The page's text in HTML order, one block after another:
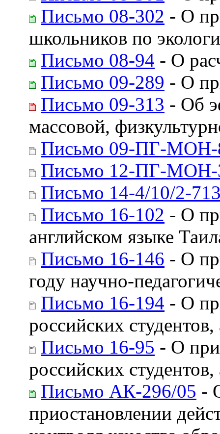
Письмо 08-302 - О
школьников по
Письмо 08-94 - О
Письмо 09-289 - О
Письмо 09-313 - Об
массовой,
Письмо 09-ПГ-МОН-
Письмо 12-ПГ-МОН-
Письмо 14-4/10/2-
Письмо 16-102 - О
английском языке
Письмо 16-146 - О
году научно-
Письмо 16-194 - О
российских
Письмо 16-95 - О
российских
Письмо АК-296/05 -
приостановлении